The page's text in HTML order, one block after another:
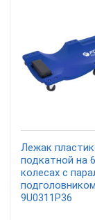
Лежак
подкатной на
колесах с
9U0311P36